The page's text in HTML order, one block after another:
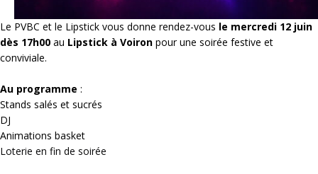
Le PVBC et le Lipstick vous donne rendez-vous le mercredi 12 juin
dès 17h00 au Lipstick à Voiron pour une soirée festive et
conviviale.
Au programme :
Stands salés et sucrés
DJ
Animations basket
Loterie en fin de soirée